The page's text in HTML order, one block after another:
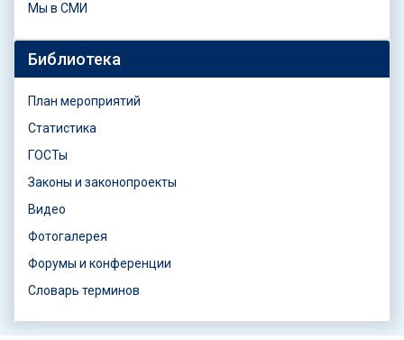
Мы в СМИ
Библиотека
План мероприятий
Статистика
ГОСТы
Законы и законопроекты
Видео
Фотогалерея
Форумы и конференции
Словарь терминов